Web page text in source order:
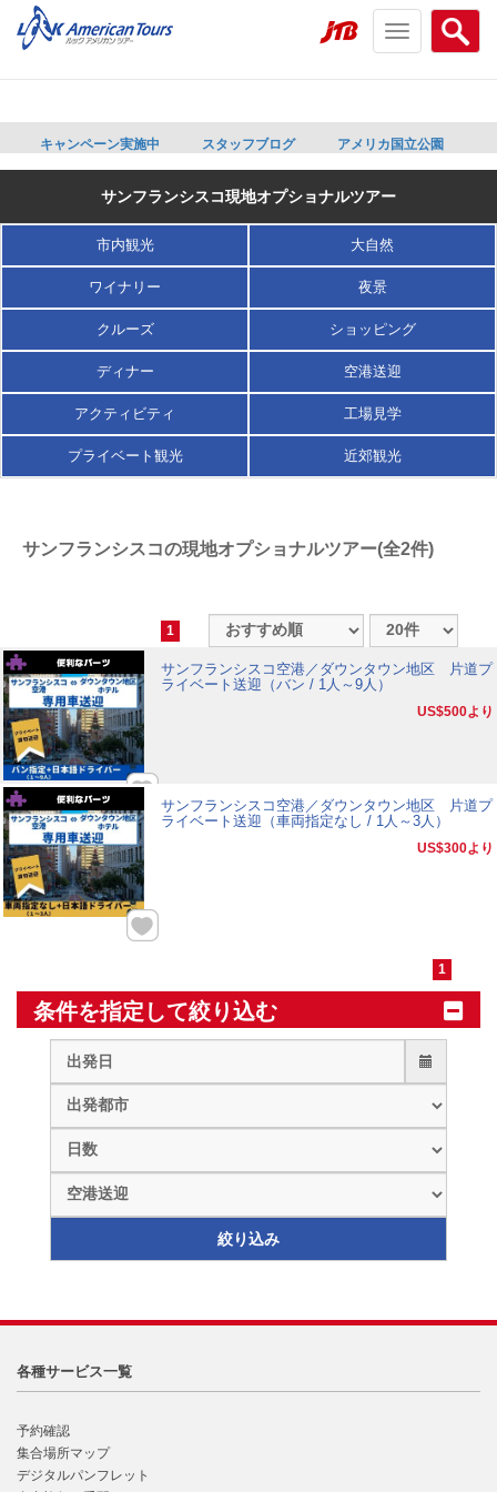
Search
menu
Toggle
navigation
キャンペーン実施中 スタッフブログ アメリカ国立公園
サンフランシスコ現地オプショナルツアー
市内観光 大自然
ワイナリー 夜景
クルーズ ショッピング
ディナー 空港送迎
アクティビティ 工場見学
プライベート観光 近郊観光
サンフランシスコの現地オプショナルツアー(全2件)
1
サンフランシスコ空港／ダウンタウン地区 片道プ
ライベート送迎（バン / 1人～9人）
US$500より
サンフランシスコ空港／ダウンタウン地区 片道プ
ライベート送迎（車両指定なし / 1人～3人）
US$300より
1
条件を指定して絞り込む
各種サービス一覧
予約確認
集合場所マップ
デジタルパンフレット